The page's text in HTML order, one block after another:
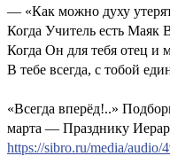
— «Как можно духу
Когда Учитель есть
Когда Он для тебя отец и
В тебе всегда, с тобой
«Всегда вперёд!..»
марта — Празднику
https://sibro.ru/media/audio/